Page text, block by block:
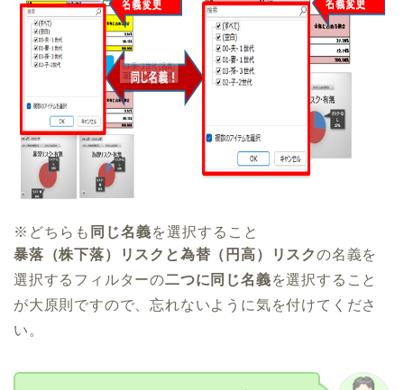
※どちらも 同じ名義を選択すること
暴落（株下落）リスクと為替（円高）リスクの名義を
選択するフィルターの二つに同じ名義を選択すること
が大原則ですので、忘れないように気を付けてくださ
い。